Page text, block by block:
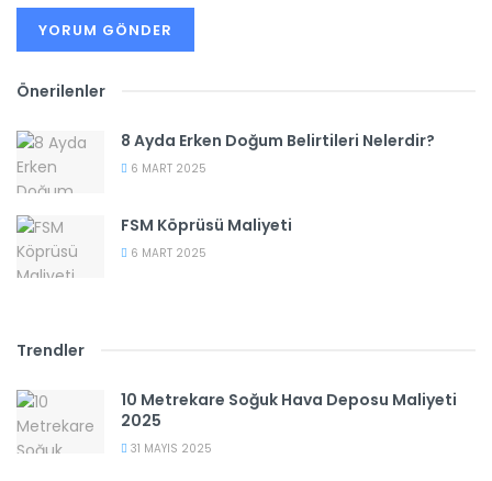
Önerilenler
8 Ayda Erken Doğum Belirtileri Nelerdir?
6 MART 2025
FSM Köprüsü Maliyeti
6 MART 2025
Trendler
10 Metrekare Soğuk Hava Deposu Maliyeti
2025
31 MAYIS 2025